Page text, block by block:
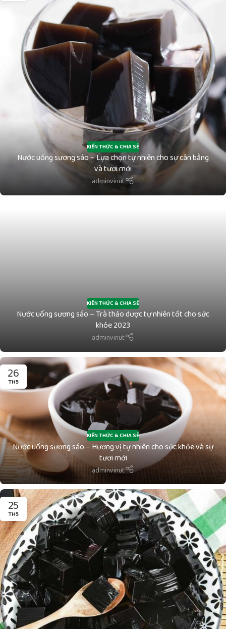
KIẾN THỨC & CHIA SẺ
Nước uống sương sáo – Lựa chọn tự nhiên cho sự cân bằng
và tươi mới
adminvinut
KIẾN THỨC & CHIA SẺ
Nước uống sương sáo – Trà thảo dược tự nhiên tốt cho sức
khỏe 2023
adminvinut
26
TH5
KIẾN THỨC & CHIA SẺ
Nước uống sương sáo – Hương vị tự nhiên cho sức khỏe và sự
tươi mới
adminvinut
25
TH5